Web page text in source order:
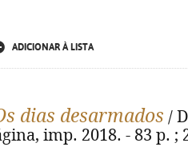
ADICIONAR À LISTA
dias desarmados /
imp. 2018. - 83 p. ;